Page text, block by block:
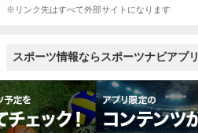
※リンク先はすべて外部サイトになります
スポーツ情報ならスポーツナビアプリ